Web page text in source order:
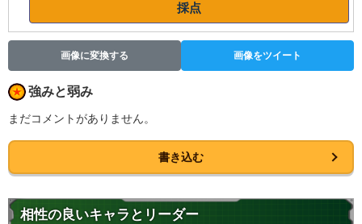
採点
画像に変換する 画像をツイート
強みと弱み
まだコメントがありません。
書き込む
相性の良いキャラとリーダー